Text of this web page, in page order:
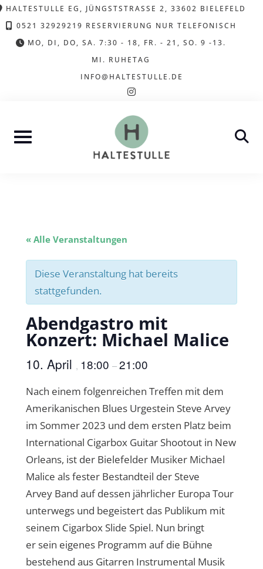
Skip
to
content
HALTESTULLE EG, JÜNGSTSTRASSE 2, 33602 BIELEFELD
0521 32929219 RESERVIERUNG NUR TELEFONISCH
MO, DI, DO, SA. 7:30 - 18, FR. - 21, SO. 9 -13.
MI. RUHETAG
INFO@HALTESTULLE.DE
instagram
« Alle Veranstaltungen
Diese Veranstaltung hat bereits
stattgefunden.
Abendgastro mit
Konzert: Michael Malice
10. April , 18:00 –21:00
Nach einem folgenreichen Treffen mit dem
Amerikanischen Blues Urgestein Steve Arvey
im Sommer 2023 und dem ersten Platz beim
International Cigarbox Guitar Shootout in New
Orleans, ist der Bielefelder Musiker Michael
Malice als fester Bestandteil der Steve
Arvey Band auf dessen jährlicher Europa Tour
unterwegs und begeistert das Publikum mit
seinem Cigarbox Slide Spiel. Nun bringt
er sein eigenes Programm auf die Bühne
bestehend aus Gitarren Instrumental Musik